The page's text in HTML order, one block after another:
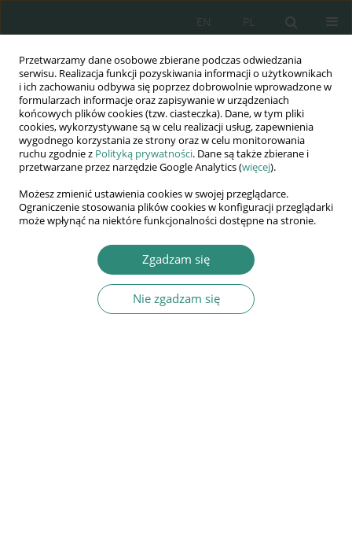
Przetwarzamy dane osobowe zbierane podczas odwiedzania
serwisu. Realizacja funkcji pozyskiwania informacji o użytkownikach
i ich zachowaniu odbywa się poprzez dobrowolnie wprowadzone w
formularzach informacje oraz zapisywanie w urządzeniach
końcowych plików cookies (tzw. ciasteczka). Dane, w tym pliki
cookies, wykorzystywane są w celu realizacji usług, zapewnienia
wygodnego korzystania ze strony oraz w celu monitorowania
ruchu zgodnie z Polityką prywatności. Dane są także zbierane i
przetwarzane przez narzędzie Google Analytics (więcej).
Możesz zmienić ustawienia cookies w swojej przeglądarce.
Ograniczenie stosowania plików cookies w konfiguracji przeglądarki
może wpłynąć na niektóre funkcjonalności dostępne na stronie.
Zgadzam się
Nie zgadzam się
PL
EN
Wydawnictwo
AWSGE
Akademia Nauk Stosowanych
WSGE
im. Alcide De Gasperi
Ewa Kozerska
The expropriation in the People’s Republic of